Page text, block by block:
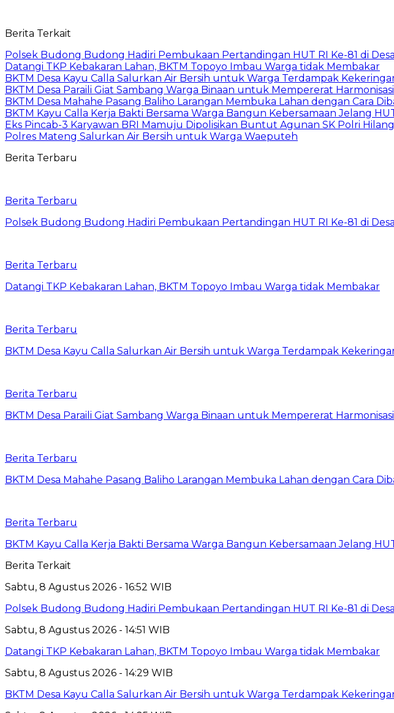
Berita Terkait
Polsek Budong Budong Hadiri Pembukaan Pertandingan HUT RI Ke-81 di
Datangi TKP Kebakaran Lahan, BKTM Topoyo Imbau Warga tidak Membakar
BKTM Desa Kayu Calla Salurkan Air Bersih untuk Warga Terdampak
BKTM Desa Paraili Giat Sambang Warga Binaan untuk Mempererat Harmonisasi
BKTM Desa Mahahe Pasang Baliho Larangan Membuka Lahan dengan Cara
BKTM Kayu Calla Kerja Bakti Bersama Warga Bangun Kebersamaan Jelang
Eks Pincab-3 Karyawan BRI Mamuju Dipolisikan Buntut Agunan SK Polri Hilang
Polres Mateng Salurkan Air Bersih untuk Warga Waeputeh
Berita Terbaru
Berita Terbaru
Polsek Budong Budong Hadiri Pembukaan Pertandingan HUT RI Ke-81 di
Berita Terbaru
Datangi TKP Kebakaran Lahan, BKTM Topoyo Imbau Warga tidak Membakar
Berita Terbaru
BKTM Desa Kayu Calla Salurkan Air Bersih untuk Warga Terdampak
Berita Terbaru
BKTM Desa Paraili Giat Sambang Warga Binaan untuk Mempererat Harmonisasi
Berita Terbaru
BKTM Desa Mahahe Pasang Baliho Larangan Membuka Lahan dengan Cara
Berita Terbaru
BKTM Kayu Calla Kerja Bakti Bersama Warga Bangun Kebersamaan Jelang
Berita Terkait
Sabtu, 8 Agustus 2026 - 16:52 WIB
Polsek Budong Budong Hadiri Pembukaan Pertandingan HUT RI Ke-81 di
Sabtu, 8 Agustus 2026 - 14:51 WIB
Datangi TKP Kebakaran Lahan, BKTM Topoyo Imbau Warga tidak Membakar
Sabtu, 8 Agustus 2026 - 14:29 WIB
BKTM Desa Kayu Calla Salurkan Air Bersih untuk Warga Terdampak